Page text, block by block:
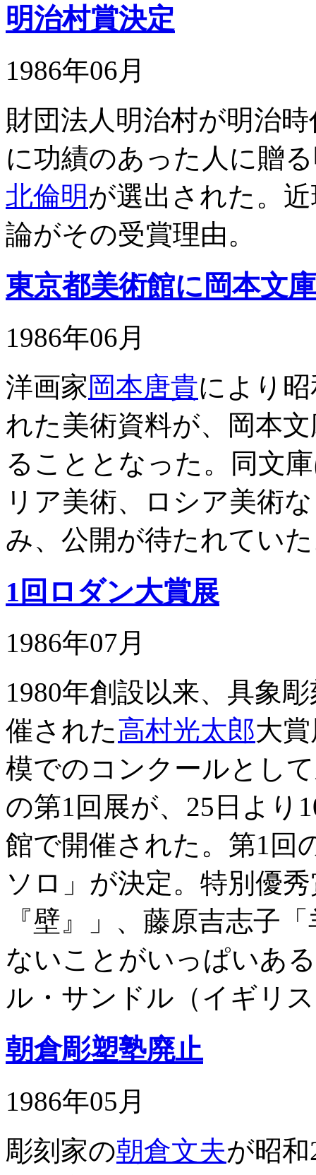
明治村賞決定
1986年06月
財団法人明治村が明治
に功績のあった人に贈
北倫明が選出された。
論がその受賞理由。
東京都美術館に岡本文庫
1986年06月
洋画家岡本唐貴により
れた美術資料が、岡本
ることとなった。同文
リア美術、ロシア美術
み、公開が待たれてい
1回ロダン大賞展
1986年07月
1980年創設以来、具象
催された高村光太郎大
模でのコンクールとし
の第1回展が、25日より
館で開催された。第1回
ソロ」が決定。特別優
『壁』」、藤原吉志子
ないことがいっぱいあ
ル・サンドル（イギリ
朝倉彫塑塾廃止
1986年05月
彫刻家の朝倉文夫が昭